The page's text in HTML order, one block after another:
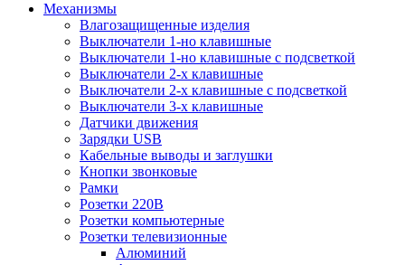
Механизмы
Влагозащищенные изделия
Выключатели 1-но клавишные
Выключатели 1-но клавишные с подсветкой
Выключатели 2-х клавишные
Выключатели 2-х клавишные с подсветкой
Выключатели 3-х клавишные
Датчики движения
Зарядки USB
Кабельные выводы и заглушки
Кнопки звонковые
Рамки
Розетки 220В
Розетки компьютерные
Розетки телевизионные
Алюминий